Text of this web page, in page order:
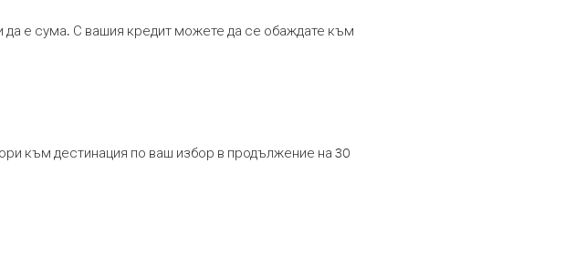
да е сума. С вашия кредит можете да се обаждате към
към дестинация по ваш избор в продължение на 30